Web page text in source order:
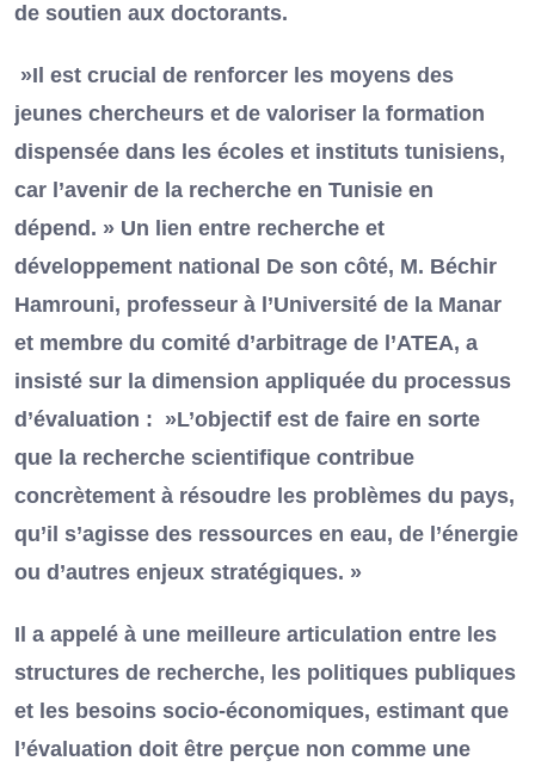
de soutien aux doctorants.
»Il est crucial de renforcer les moyens des
jeunes chercheurs et de valoriser la formation
dispensée dans les écoles et instituts tunisiens,
car l’avenir de la recherche en Tunisie en
dépend. » Un lien entre recherche et
développement national De son côté, M. Béchir
Hamrouni, professeur à l’Université de la Manar
et membre du comité d’arbitrage de l’ATEA, a
insisté sur la dimension appliquée du processus
d’évaluation : »L’objectif est de faire en sorte
que la recherche scientifique contribue
concrètement à résoudre les problèmes du pays,
qu’il s’agisse des ressources en eau, de l’énergie
ou d’autres enjeux stratégiques. »
Il a appelé à une meilleure articulation entre les
structures de recherche, les politiques publiques
et les besoins socio-économiques, estimant que
l’évaluation doit être perçue non comme une